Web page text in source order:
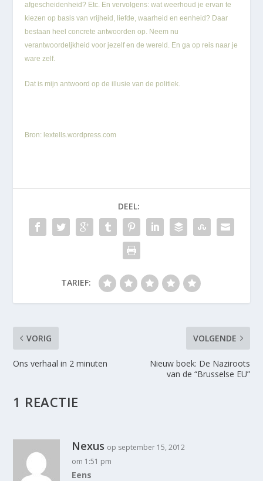
afgescheidenheid? Etc. En vervolgens: wat weerhoud je ervan te
kiezen op basis van vrijheid, liefde, waarheid en eenheid? Daar
bestaan heel concrete antwoorden op. Neem nu
verantwoordeljkheid voor jezelf en de wereld. En ga op reis naar je
ware zelf.
Dat is mijn antwoord op de illusie van de politiek.
Bron: lextells.wordpress.com
DEEL:
TARIEF:
VORIG
Ons verhaal in 2 minuten
VOLGENDE
Nieuw boek: De Naziroots
van de “Brusselse EU”
1 REACTIE
Nexus op september 15, 2012
om 1:51 pm
Eens